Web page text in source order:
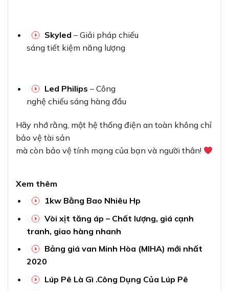
Skyled – Giải pháp chiếu
sáng tiết kiệm năng lượng
Led Philips – Công
nghệ chiếu sáng hàng đầu
Hãy nhớ rằng, một hệ thống điện an toàn không chỉ
bảo vệ tài sản
mà còn bảo vệ tính mạng của bạn và người thân!
Xem thêm
1kw Bằng Bao Nhiêu Hp
Vòi xịt tăng áp – Chất lượng, giá cạnh
tranh, giao hàng nhanh
Bảng giá van Minh Hòa (MIHA) mới nhất
2020
Lúp Pê Là Gì .Công Dụng Của Lúp Pê